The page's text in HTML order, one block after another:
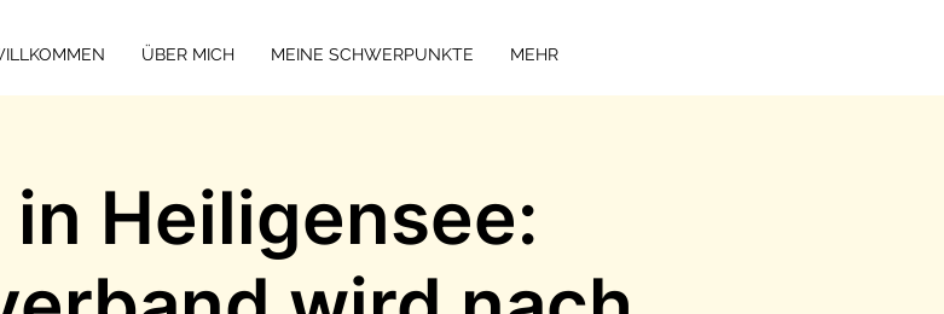
ÜBER MICH MEINE SCHWERPUNKTE MEHR
Heiligensee: